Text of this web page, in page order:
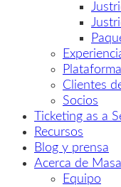
Clientes
Socios
Ticketing as a
Recursos
Blog y prensa
Acerca de
Equipo